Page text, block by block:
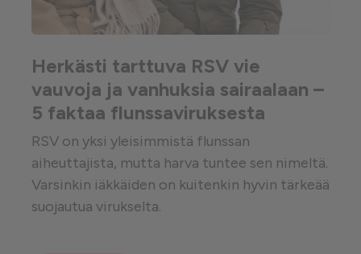
Herkästi tarttuva RSV vie
vauvoja ja vanhuksia sairaalaan –
5 faktaa flunssaviruksesta
RSV on yksi yleisimmistä flunssan
aiheuttajista, mutta harva tuntee sen nimeltä.
Varsinkin iäkkäiden on kuitenkin hyvin tärkeää
suojautua virukselta.